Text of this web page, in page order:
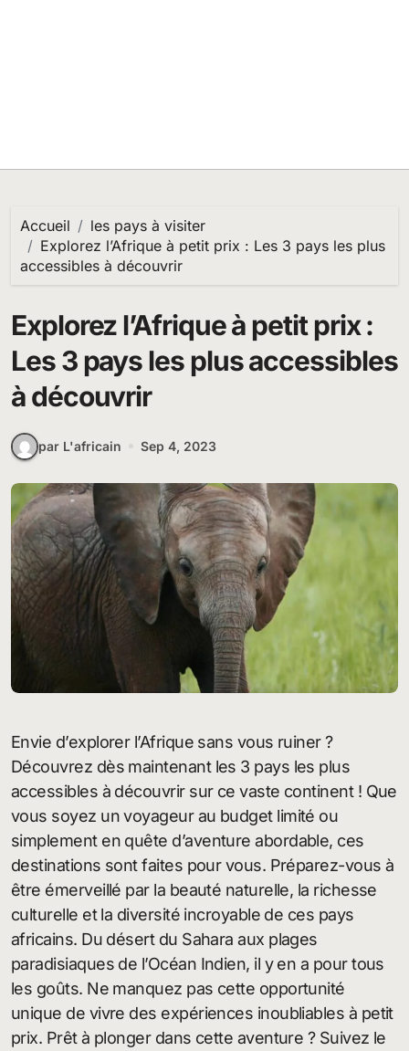
Accueil
les pays à visiter
Explorez l’Afrique à petit prix : Les 3 pays les plus
accessibles à découvrir
Explorez l’Afrique à petit prix :
Les 3 pays les plus accessibles
à découvrir
par L'africain Sep 4, 2023
Envie d’explorer l’Afrique sans vous ruiner ?
Découvrez dès maintenant les 3 pays les plus
accessibles à découvrir sur ce vaste continent ! Que
vous soyez un voyageur au budget limité ou
simplement en quête d’aventure abordable, ces
destinations sont faites pour vous. Préparez-vous à
être émerveillé par la beauté naturelle, la richesse
culturelle et la diversité incroyable de ces pays
africains. Du désert du Sahara aux plages
paradisiaques de l’Océan Indien, il y en a pour tous
les goûts. Ne manquez pas cette opportunité
unique de vivre des expériences inoubliables à petit
prix. Prêt à plonger dans cette aventure ? Suivez le